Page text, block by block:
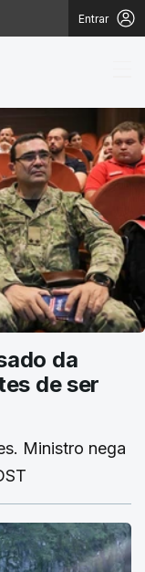
Entrar
da
de ser
Ministro nega